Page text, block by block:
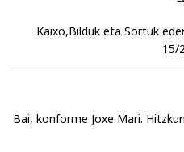
Kaixo,Bilduk eta Sortuk
15/
Bai, konforme Joxe Mari.